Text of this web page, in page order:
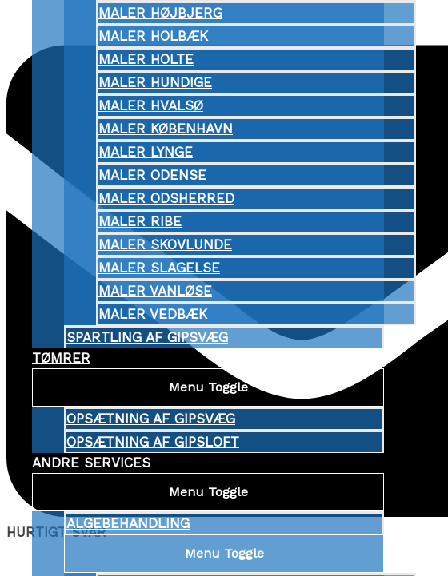
MALER HØJBJERG
MALER HOLBÆK
MALER HOLTE
MALER HUNDIGE
MALER HVALSØ
MALER KØBENHAVN
MALER LYNGE
MALER ODENSE
MALER ODSHERRED
MALER RIBE
MALER SKOVLUNDE
MALER SLAGELSE
MALER VANLØSE
MALER VEDBÆK
SPARTLING AF GIPSVÆG
TØMRER
Menu Toggle
OPSÆTNING AF GIPSVÆG
OPSÆTNING AF GIPSLOFT
ANDRE SERVICES
Menu Toggle
ALGEBEHANDLING
Menu Toggle
HURTIGT SVAR